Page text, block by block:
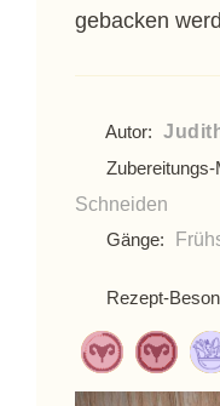
gebacken
Autor:
Zubereitungs-
Schneiden
Gänge:
Rezept-